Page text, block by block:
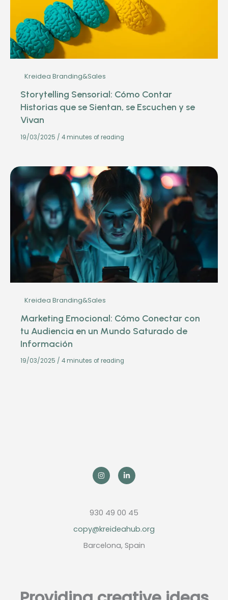
Kreidea Branding&Sales
Storytelling Sensorial: Cómo Contar
Historias que se Sientan, se Escuchen y se
Vivan
19/03/2025 / 4 minutes of reading
Kreidea Branding&Sales
Marketing Emocional: Cómo Conectar con
tu Audiencia en un Mundo Saturado de
Información
19/03/2025 / 4 minutes of reading
930 49 00 45
copy@kreideahub.org
Barcelona, Spain